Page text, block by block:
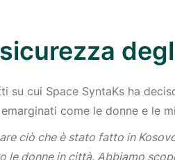
su cui Space SyntaKs ha
come le donne e le
ciò che è stato fatto in
le donne in città. Abbiamo